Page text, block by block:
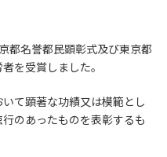
都名誉都民顕彰式及び東京都
を受賞しました。
て顕著な功績又は模範とし
のあったものを表彰するも